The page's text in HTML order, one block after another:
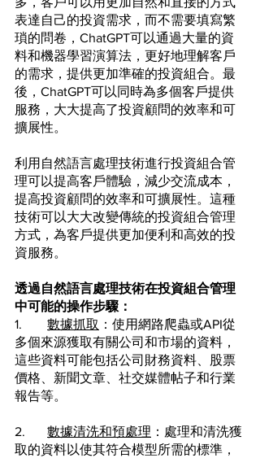
表達自己的投資需求，而不需要填寫繁
瑣的問卷，ChatGPT可以通過大量的資
料和機器學習演算法，更好地理解客戶
的需求，提供更加準確的投資組合。最
後，ChatGPT可以同時為多個客戶提供
服務，大大提高了投資顧問的效率和可
擴展性。
利用自然語言處理技術進行投資組合管
理可以提高客戶體驗，減少交流成本，
提高投資顧問的效率和可擴展性。這種
技術可以大大改變傳統的投資組合管理
方式，為客戶提供更加便利和高效的投
資服務。
透過自然語言處理技術在投資組合管理
中可能的操作步驟：
數據抓取 ：使用網路爬蟲或API從
多個來源獲取有關公司和市場的資料，
這些資料可能包括公司財務資料、股票
價格、新聞文章、社交媒體帖子和行業
報告等。
數據清洗和預處理 ：處理和清洗獲
取的資料以使其符合模型所需的標準，